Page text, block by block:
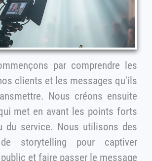
par comprendre les
clients et les messages qu'ils
Nous créons ensuite
les points forts
du service. Nous utilisons des
storytelling pour captiver
le message